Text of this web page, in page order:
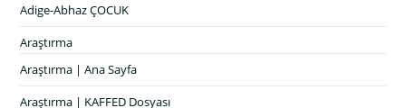
Adige-Abhaz ÇOCUK
Araştırma
Araştırma | Ana Sayfa
Araştırma | KAFFED Dosyası